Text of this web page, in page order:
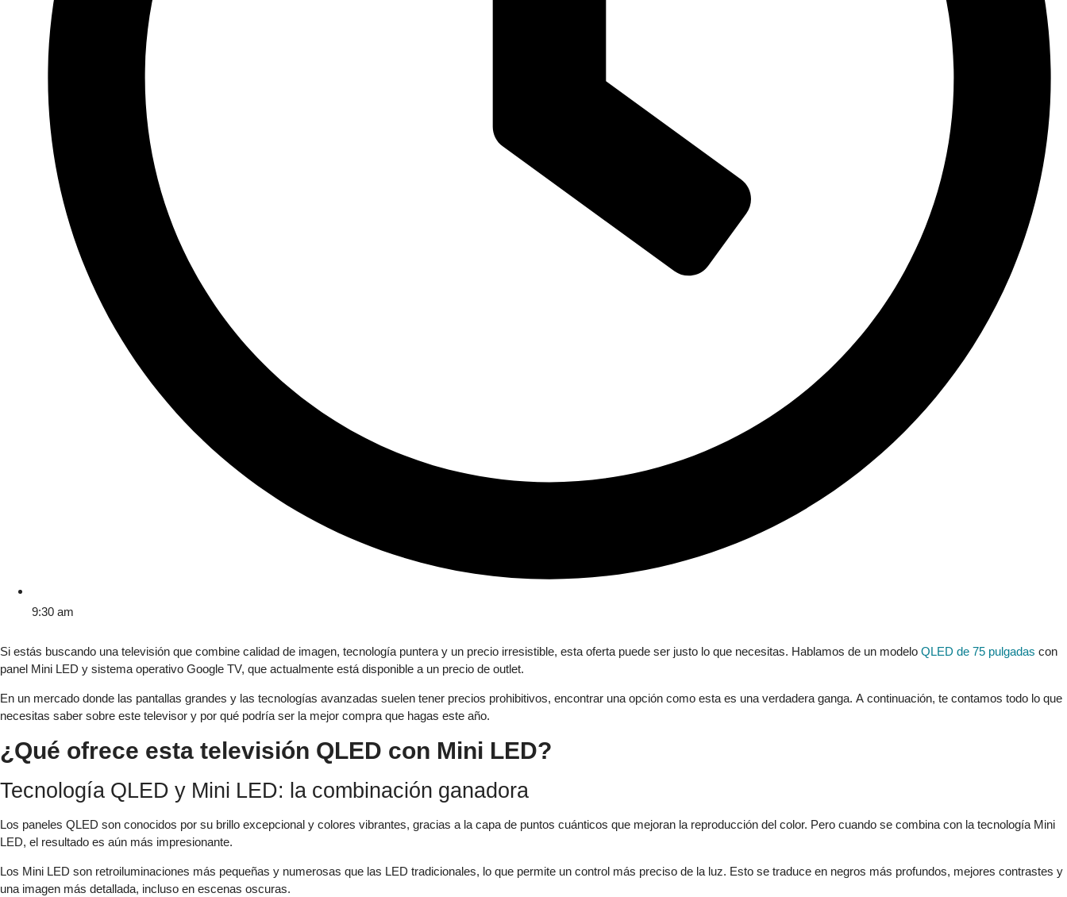
9:30 am
Si estás buscando una televisión que combine calidad de imagen, tecnología puntera y un precio irresistible, esta oferta puede ser justo lo que necesitas. Hablamos de un modelo QLED de 75 pulgadas con
panel Mini LED y sistema operativo Google TV, que actualmente está disponible a un precio de outlet.
En un mercado donde las pantallas grandes y las tecnologías avanzadas suelen tener precios prohibitivos, encontrar una opción como esta es una verdadera ganga. A continuación, te contamos todo lo que
necesitas saber sobre este televisor y por qué podría ser la mejor compra que hagas este año.
¿Qué ofrece esta televisión QLED con Mini LED?
Tecnología QLED y Mini LED: la combinación ganadora
Los paneles QLED son conocidos por su brillo excepcional y colores vibrantes, gracias a la capa de puntos cuánticos que mejoran la reproducción del color. Pero cuando se combina con la tecnología Mini
LED, el resultado es aún más impresionante.
Los Mini LED son retroiluminaciones más pequeñas y numerosas que las LED tradicionales, lo que permite un control más preciso de la luz. Esto se traduce en negros más profundos, mejores contrastes y
una imagen más detallada, incluso en escenas oscuras.